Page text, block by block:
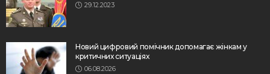
29.12.2023
Новий цифровий помічник допомагає жінкам у
критичних ситуаціях
06.08.2026